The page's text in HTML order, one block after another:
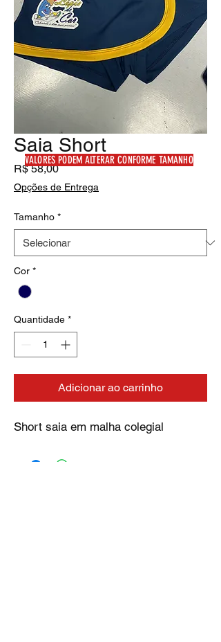
Saia Short
R$ 58,00Preço
Opções de Entrega
Tamanho *
Cor *
Quantidade *
Adicionar ao carrinho
Short saia em malha colegial
VALORES PODEM ALTERAR CONFORME TAMANHO